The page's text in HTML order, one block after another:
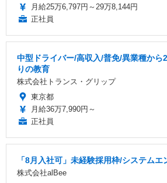
月給25万6,797円～29万8,144円
正社員
中型ドライバー/高収入/普免/異業種から
りの教育
株式会社トランス・グリップ
東京都
月給36万7,990円～
正社員
「8月入社可」未経験採用枠/システムエ
株式会社alBee